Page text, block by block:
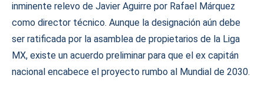
inminente relevo de Javier Aguirre por Rafael Márquez
como director técnico. Aunque la designación aún debe
ser ratificada por la asamblea de propietarios de la Liga
MX, existe un acuerdo preliminar para que el ex capitán
nacional encabece el proyecto rumbo al Mundial de 2030.